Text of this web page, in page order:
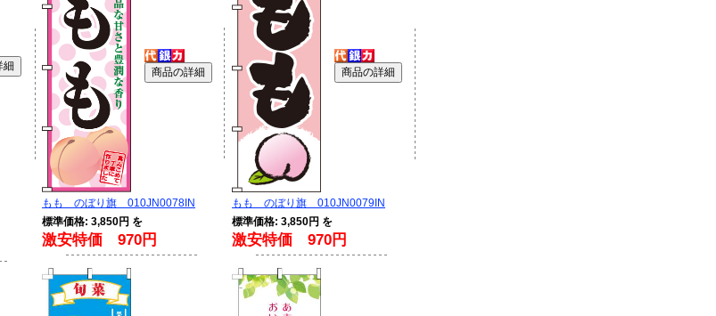
もも のぼり旗 010JN0078IN
標準価格: 3,850円 を
激安特価 970円
もも のぼり旗 010JN0079IN
標準価格: 3,850円 を
激安特価 970円